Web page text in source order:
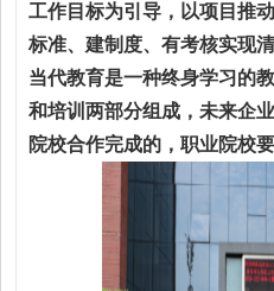
工作目标为引导，以项目推
标准、建制度、有考核实现
当代教育是一种终身学习的
和培训两部分组成，未来企
院校合作完成的，职业院校